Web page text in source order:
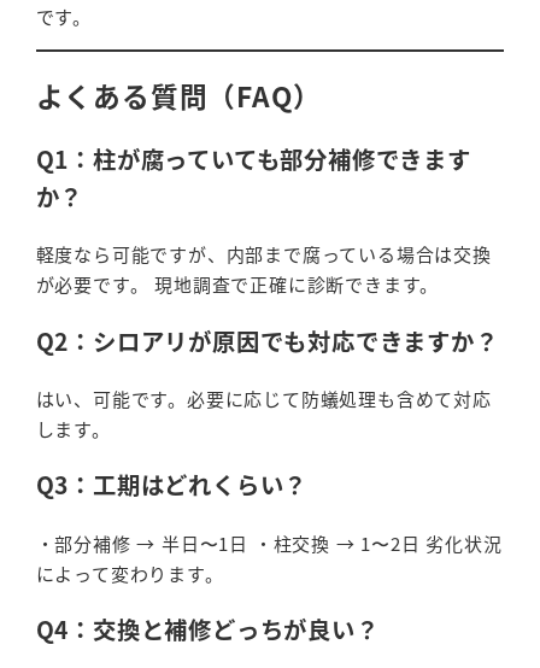
です。
よくある質問（FAQ）
Q1：柱が腐っていても部分補修できます
か？
軽度なら可能ですが、内部まで腐っている場合は交換
が必要です。 現地調査で正確に診断できます。
Q2：シロアリが原因でも対応できますか？
はい、可能です。必要に応じて防蟻処理も含めて対応
します。
Q3：工期はどれくらい？
・部分補修 → 半日〜1日 ・柱交換 → 1〜2日 劣化状況
によって変わります。
Q4：交換と補修どっちが良い？